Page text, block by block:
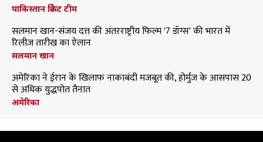
पाकिस्तान क्रिकेट टीम
सलमान खान-संजय दत्त की अंतरराष्ट्रीय फिल्म '7 डॉग्स' की भारत में
रिलीज तारीख का ऐलान
सलमान खान
अमेरिका ने ईरान के खिलाफ नाकाबंदी मजबूत की, होर्मुज के आसपास 20
से अधिक युद्धपोत तैनात
अमेरिका